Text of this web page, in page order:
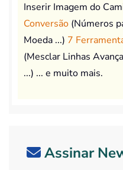
Inserir Imagem do
Conversão (Números
Moeda ...) 7
(Mesclar Linhas
...) ... e muito mais.
Assinar